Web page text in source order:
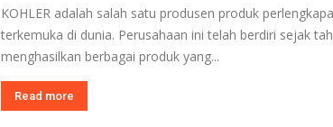
KOHLER adalah salah satu produsen produk
terkemuka di dunia. Perusahaan ini telah berdiri sejak
menghasilkan berbagai produk yang...
Read more